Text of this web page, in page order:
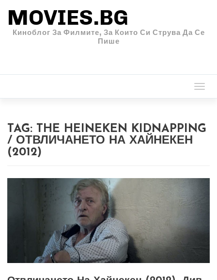
MOVIES.BG
Киноблог За Филмите, За Които Си Струва Да Се
Пише
TAG: THE HEINEKEN KIDNAPPING
/ ОТВЛИЧАНЕТО НА ХАЙНЕКЕН
(2012)